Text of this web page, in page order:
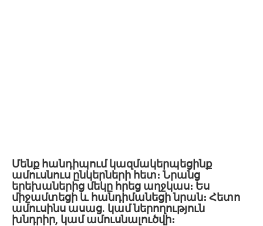
Մենք հանդիպում կազմակերպեցինք
ամուսնուս ընկերների հետ։ Նրանց
երեխաներից մեկը հրեց աղջկաս։ Ես
միջամտեցի և հանդիմանեցի նրան։ Հետո
ամուսինս ասաց. կամ ներողություն
խնդրիր, կամ ամուսնալուծվի։